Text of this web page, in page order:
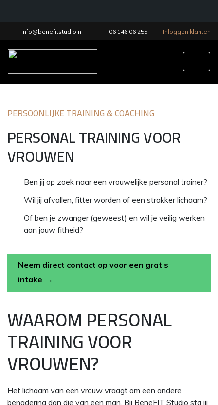
info@benefitstudio.nl 06 146 06 255 Inloggen klanten
PERSOONLIJKE TRAINING & COACHING
PERSONAL TRAINING VOOR
VROUWEN
Ben jij op zoek naar een vrouwelijke personal trainer?
Wil jij afvallen, fitter worden of een strakker lichaam?
Of ben je zwanger (geweest) en wil je veilig werken
aan jouw fitheid?
Neem direct contact op voor een gratis
intake
WAAROM PERSONAL
TRAINING VOOR
VROUWEN?
Het lichaam van een vrouw vraagt om een andere
benadering dan die van een man. Bij BeneFIT Studio sta jij